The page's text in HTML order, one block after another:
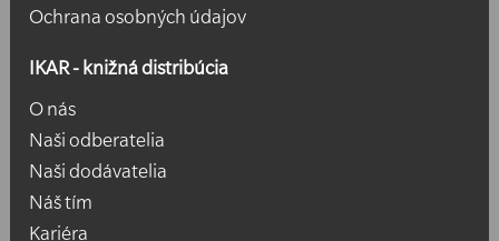
Ochrana osobných údajov
IKAR - knižná distribúcia
O nás
Naši odberatelia
Naši dodávatelia
Náš tím
Kariéra